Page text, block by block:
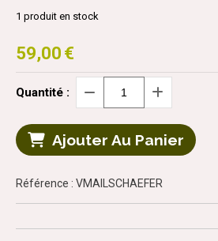
59,00 €
1 produit en stock
Quantité :
Ajouter Au Panier
Référence : VMAILSCHAEFER